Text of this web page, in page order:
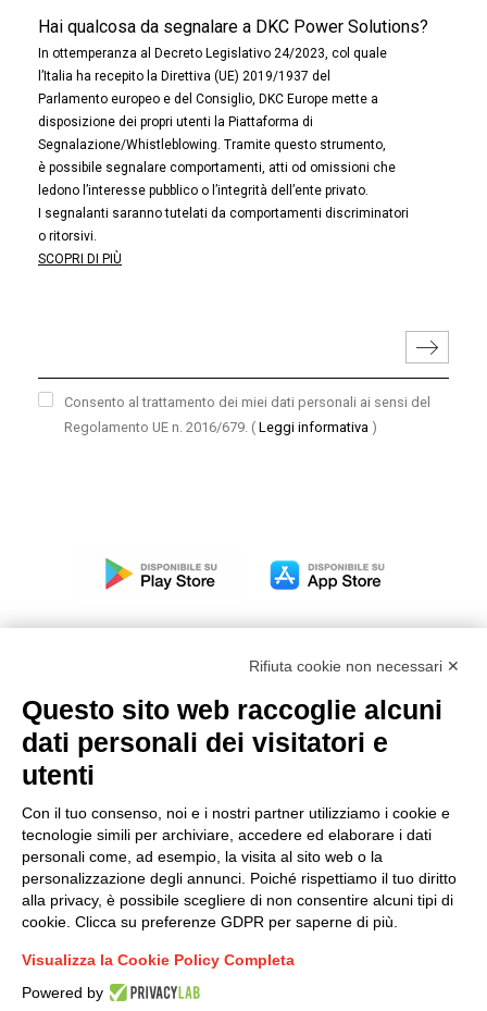
Hai qualcosa da segnalare a DKC Power Solutions?
In ottemperanza al Decreto Legislativo 24/2023, col quale
l’Italia ha recepito la Direttiva (UE) 2019/1937 del
Parlamento europeo e del Consiglio, DKC Europe mette a
disposizione dei propri utenti la Piattaforma di
Segnalazione/Whistleblowing. Tramite questo strumento,
è possibile segnalare comportamenti, atti od omissioni che
ledono l’interesse pubblico o l’integrità dell’ente privato.
I segnalanti saranno tutelati da comportamenti discriminatori
o ritorsivi.
SCOPRI DI PIÙ
Consento al trattamento dei miei dati personali ai sensi del
Regolamento UE n. 2016/679. ( Leggi informativa )
LINKEDIN YOUTUBE
Modello organizzativo, gestione e controllo – D. lgs.
231/2001
Condizioni generali di vendita DKC Power Solutions
Condizioni generali di acquisto
Codice etico
Rifiuta cookie non necessari ✕
Questo sito web raccoglie alcuni
dati personali dei visitatori e
utenti
Con il tuo consenso, noi e i nostri partner utilizziamo i cookie e
tecnologie simili per archiviare, accedere ed elaborare i dati
personali come, ad esempio, la visita al sito web o la
personalizzazione degli annunci. Poiché rispettiamo il tuo diritto
alla privacy, è possibile scegliere di non consentire alcuni tipi di
cookie. Clicca su preferenze GDPR per saperne di più.
Visualizza la Cookie Policy Completa
Powered by